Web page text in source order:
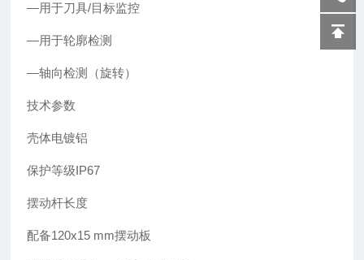
—用于刀具/目标监控
—用于轮廓检测
—轴向检测（旋转）
技术参数
壳体电镀铝
保护等级IP67
摆动杆长度
配备120x15 mm摆动板